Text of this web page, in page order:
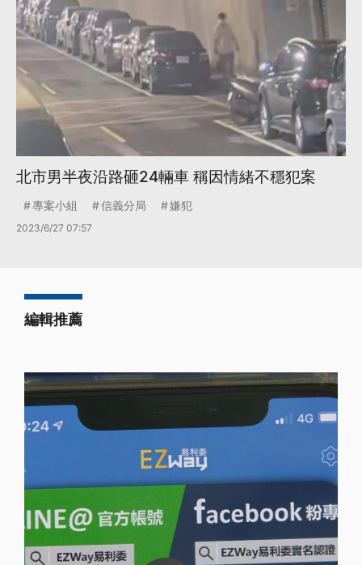
北市男半夜沿路砸24輛車 稱因情緒不穩犯案
專案小組 信義分局 嫌犯
2023/6/27 07:57
編輯推薦